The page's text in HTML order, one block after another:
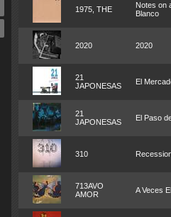
1975, THE
Notes on
Blanco
2020 2020
21
JAPONESAS
El
21
JAPONESAS
El Paso
310
713AVO
AMOR
A Veces